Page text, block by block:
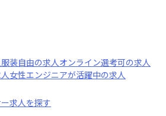
服装自由の求人オンライン選考可の求人
女性エンジニアが活躍中の求人
求人を探す